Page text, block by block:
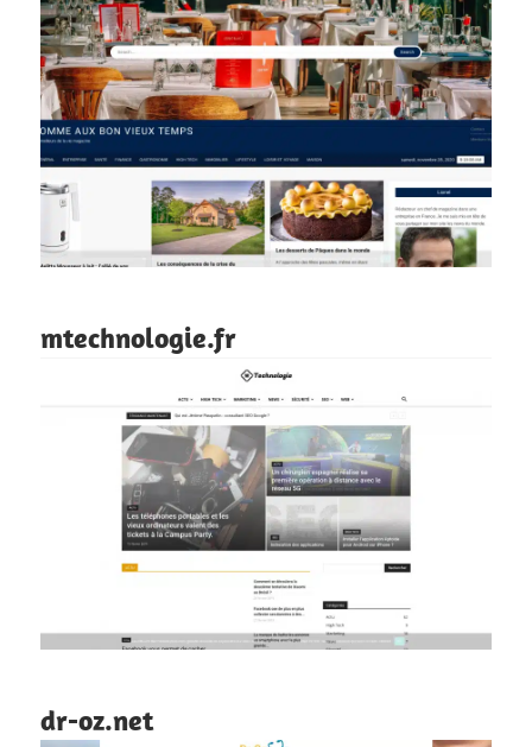
mtechnologie.fr
dr-oz.net